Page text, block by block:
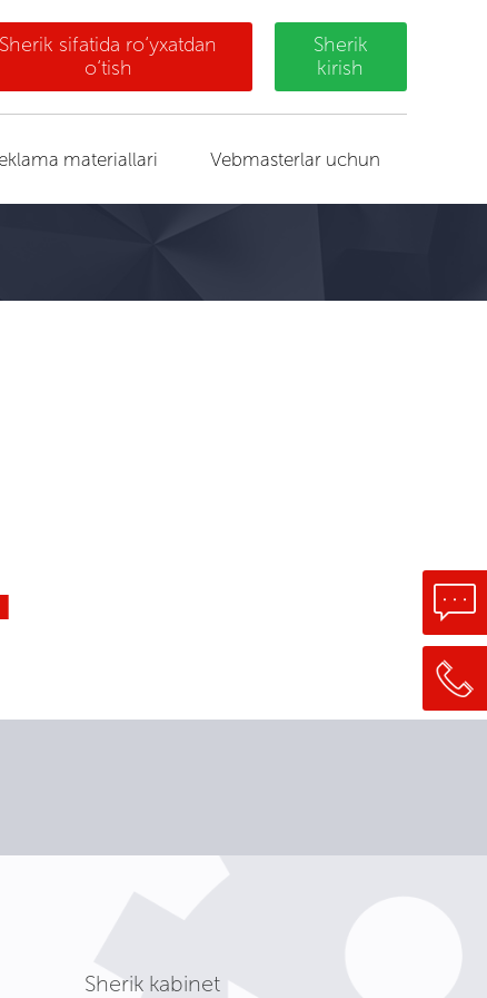
Sherik sifatida ro‘yxatdan
o‘tish
Sherik
kirish
materiallari Vebmasterlar uchun
Sherik kabinet